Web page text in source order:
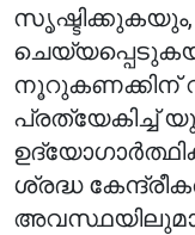
സൃഷ്ടിക്കുകയും,
നൂറുകണക്കിന്
പ്രത്യേകിച്ച്
ശ്രദ്ധ